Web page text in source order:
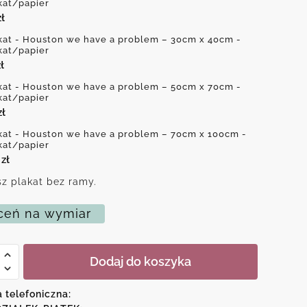
papier
- Houston we have a problem – 30cm x 40cm -
papier
- Houston we have a problem – 50cm x 70cm -
papier
- Houston we have a problem – 70cm x 100cm -
papier
zł
plakat bez ramy.
na wymiar
Dodaj do koszyka
telefoniczna: